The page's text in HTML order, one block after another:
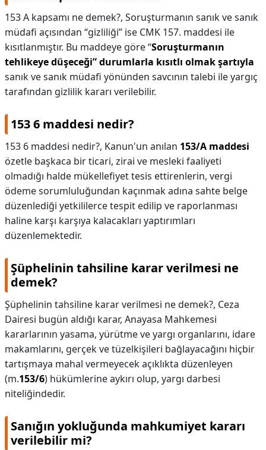
153 A kapsamı ne demek?, Soruşturmanın sanık ve sanık
müdafi açısından “gizliliği” ise CMK 157. maddesi ile
kısıtlanmıştır. Bu maddeye göre “Soruşturmanın
tehlikeye düşeceği” durumlarla kısıtlı olmak şartıyla
sanık ve sanık müdafi yönünden savcının talebi ile yargıç
tarafından gizlilik kararı verilebilir.
153 6 maddesi nedir?
153 6 maddesi nedir?, Kanun'un anılan 153/A maddesi
özetle başkaca bir ticari, zirai ve mesleki faaliyeti
olmadığı halde mükellefiyet tesis ettirenlerin, vergi
ödeme sorumluluğundan kaçınmak adına sahte belge
düzenlediği yetkililerce tespit edilip ve raporlanması
haline karşı karşıya kalacakları yaptırımları
düzenlemektedir.
Şüphelinin tahsiline karar verilmesi ne
demek?
Şüphelinin tahsiline karar verilmesi ne demek?, Ceza
Dairesi bugün aldığı karar, Anayasa Mahkemesi
kararlarının yasama, yürütme ve yargı organlarını, idare
makamlarını, gerçek ve tüzelkişileri bağlayacağını hiçbir
tartışmaya mahal vermeyecek açıklıkta düzenleyen
(m.153/6) hükümlerine aykırı olup, yargı darbesi
niteliğindedir.
Sanığın yokluğunda mahkumiyet kararı
verilebilir mi?